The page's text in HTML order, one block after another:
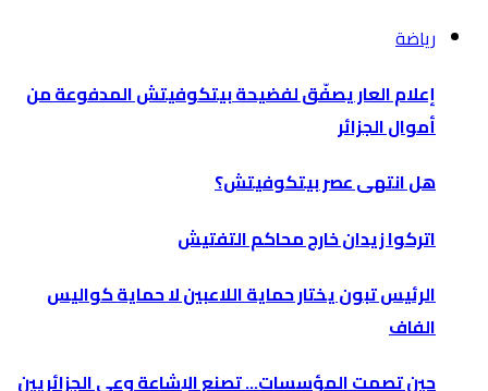
رياضة
إعلام العار يصفّق لفضيحة بيتكوفيتش المدفوعة من
أموال الجزائر
هل انتهى عصر بيتكوفيتش؟
اتركوا زيدان خارج محاكم التفتيش
الرئيس تبون يختار حماية اللاعبين لا حماية كواليس
الفاف
حين تصمت المؤسسات… تصنع الإشاعة وعي الجزائريين